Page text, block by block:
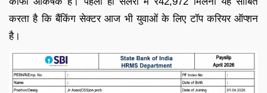
करता है कि बैंकिंग सेक्टर आज भी युवाओं के लिए टॉप करियर ऑप्शन
है।